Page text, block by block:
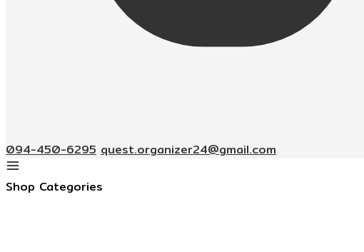
094-450-6295 quest.organizer24@gmail.com
Shop Categories